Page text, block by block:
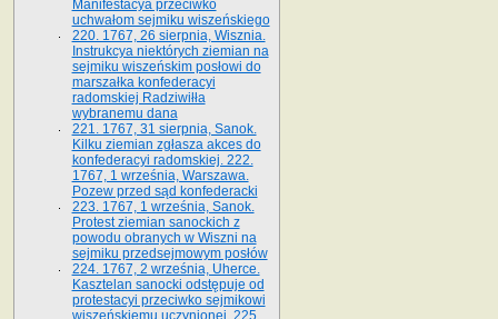
Manifestacya przeciwko
uchwałom sejmiku wiszeńskiego
220. 1767, 26 sierpnia, Wisznia.
Instrukcya niektórych ziemian na
sejmiku wiszeńskim posłowi do
marszałka konfe­deracyi
radomskiej Radziwiłła
wybranemu dana
221. 1767, 31 sierpnia, Sanok.
Kilku ziemian zgłasza akces do
konfederacyi radomskiej. 222.
1767, 1 września, Warszawa.
Pozew przed sąd konfederacki
223. 1767, 1 września, Sanok.
Protest ziemian sanockich z
powodu obranych w Wiszni na
sejmiku przedsejmo­wym posłów
224. 1767, 2 września, Uherce.
Kasztelan sanocki odstępuje od
protestacyi przeciwko sejmikowi
wiszeńskiemu uczynionej. 225.